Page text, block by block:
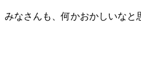
みなさんも、何かおかしいなと